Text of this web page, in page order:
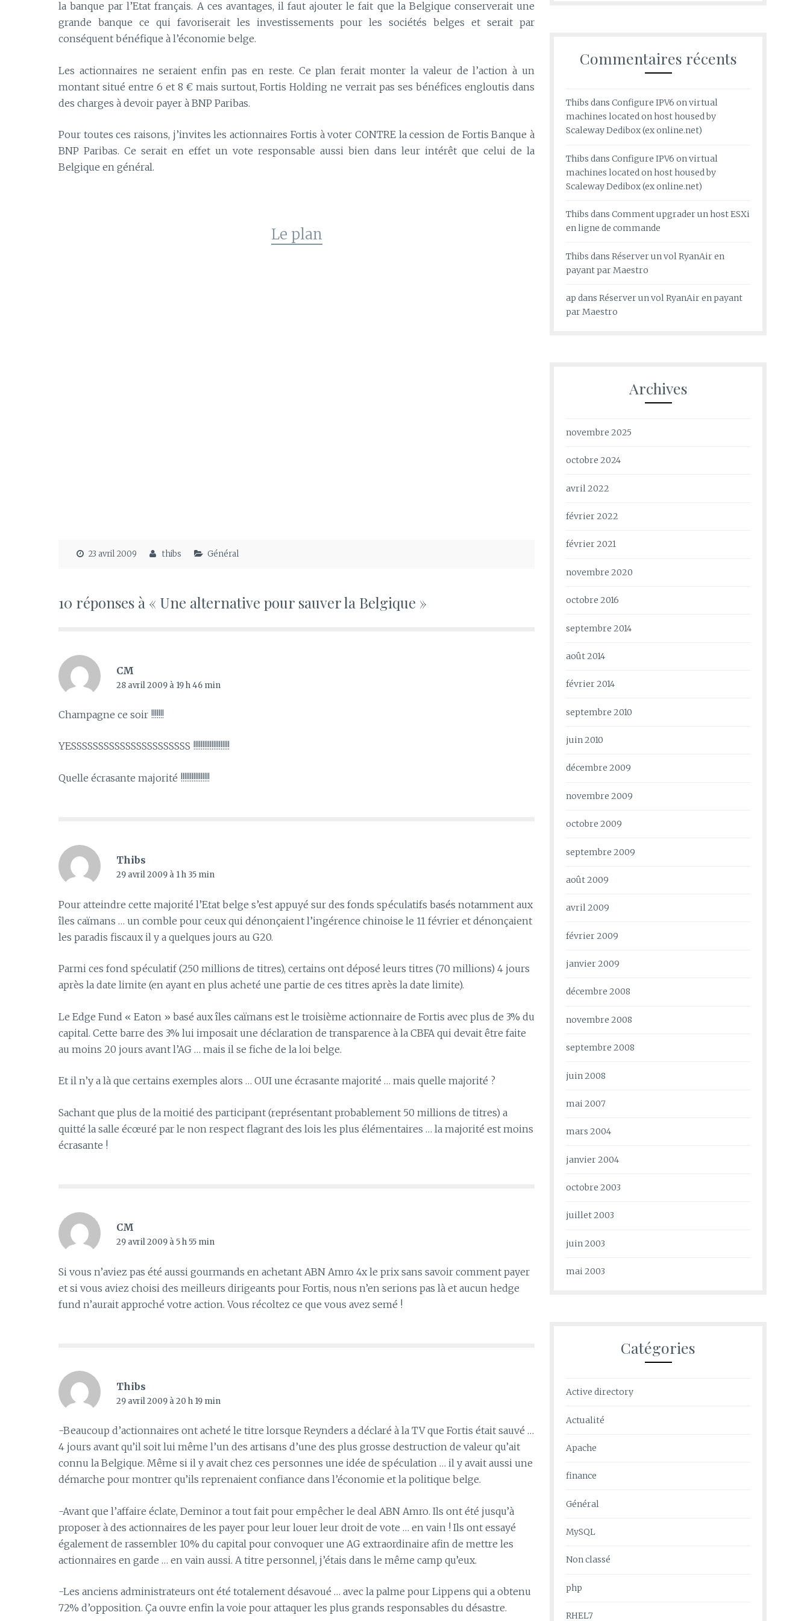
la banque par l’Etat français. A ces avantages, il faut ajouter le fait que la Belgique conserverait une
grande banque ce qui favoriserait les investissements pour les sociétés belges et serait par
conséquent bénéfique à l’économie belge.
Les actionnaires ne seraient enfin pas en reste. Ce plan ferait monter la valeur de l’action à un
montant situé entre 6 et 8 € mais surtout, Fortis Holding ne verrait pas ses bénéfices engloutis dans
des charges à devoir payer à BNP Paribas.
Pour toutes ces raisons, j’invites les actionnaires Fortis à voter CONTRE la cession de Fortis Banque à
BNP Paribas. Ce serait en effet un vote responsable aussi bien dans leur intérêt que celui de la
Belgique en général.
Le plan
23 avril 2009 thibs Général
10 réponses à « Une alternative pour sauver la Belgique »
CM
28 avril 2009 à 19 h 46 min
Champagne ce soir !!!!!!!
YESSSSSSSSSSSSSSSSSSSSSS !!!!!!!!!!!!!!!!!!!!
Quelle écrasante majorité !!!!!!!!!!!!!!!!
Thibs
29 avril 2009 à 1 h 35 min
Pour atteindre cette majorité l’Etat belge s’est appuyé sur des fonds spéculatifs basés notamment aux
îles caïmans … un comble pour ceux qui dénonçaient l’ingérence chinoise le 11 février et dénonçaient
les paradis fiscaux il y a quelques jours au G20.
Parmi ces fond spéculatif (250 millions de titres), certains ont déposé leurs titres (70 millions) 4 jours
après la date limite (en ayant en plus acheté une partie de ces titres après la date limite).
Le Edge Fund « Eaton » basé aux îles caïmans est le troisième actionnaire de Fortis avec plus de 3% du
capital. Cette barre des 3% lui imposait une déclaration de transparence à la CBFA qui devait être faite
au moins 20 jours avant l’AG … mais il se fiche de la loi belge.
Et il n’y a là que certains exemples alors … OUI une écrasante majorité … mais quelle majorité ?
Sachant que plus de la moitié des participant (représentant probablement 50 millions de titres) a
quitté la salle écœuré par le non respect flagrant des lois les plus élémentaires … la majorité est moins
écrasante !
CM
29 avril 2009 à 5 h 55 min
Si vous n’aviez pas été aussi gourmands en achetant ABN Amro 4x le prix sans savoir comment payer
et si vous aviez choisi des meilleurs dirigeants pour Fortis, nous n’en serions pas là et aucun hedge
fund n’aurait approché votre action. Vous récoltez ce que vous avez semé !
Thibs
29 avril 2009 à 20 h 19 min
-Beaucoup d’actionnaires ont acheté le titre lorsque Reynders a déclaré à la TV que Fortis était sauvé …
4 jours avant qu’il soit lui même l’un des artisans d’une des plus grosse destruction de valeur qu’ait
connu la Belgique. Même si il y avait chez ces personnes une idée de spéculation … il y avait aussi une
démarche pour montrer qu’ils reprenaient confiance dans l’économie et la politique belge.
-Avant que l’affaire éclate, Deminor a tout fait pour empêcher le deal ABN Amro. Ils ont été jusqu’à
proposer à des actionnaires de les payer pour leur louer leur droit de vote … en vain ! Ils ont essayé
également de rassembler 10% du capital pour convoquer une AG extraordinaire afin de mettre les
actionnaires en garde … en vain aussi. A titre personnel, j’étais dans le même camp qu’eux.
-Les anciens administrateurs ont été totalement désavoué … avec la palme pour Lippens qui a obtenu
72% d’opposition. Ça ouvre enfin la voie pour attaquer les plus grands responsables du désastre.
Commentaires récents
Thibs dans Configure IPV6 on virtual
machines located on host housed by
Scaleway Dedibox (ex online.net)
Thibs dans Configure IPV6 on virtual
machines located on host housed by
Scaleway Dedibox (ex online.net)
Thibs dans Comment upgrader un host ESXi
en ligne de commande
Thibs dans Réserver un vol RyanAir en
payant par Maestro
ap dans Réserver un vol RyanAir en payant
par Maestro
Archives
novembre 2025
octobre 2024
avril 2022
février 2022
février 2021
novembre 2020
octobre 2016
septembre 2014
août 2014
février 2014
septembre 2010
juin 2010
décembre 2009
novembre 2009
octobre 2009
septembre 2009
août 2009
avril 2009
février 2009
janvier 2009
décembre 2008
novembre 2008
septembre 2008
juin 2008
mai 2007
mars 2004
janvier 2004
octobre 2003
juillet 2003
juin 2003
mai 2003
Catégories
Active directory
Actualité
Apache
finance
Général
MySQL
Non classé
php
RHEL7